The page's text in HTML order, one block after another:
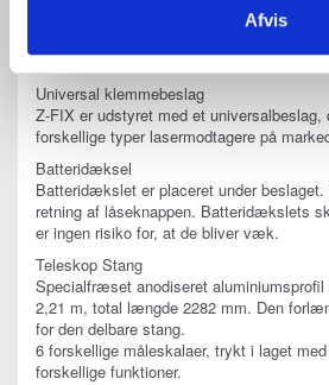
Afvis
stangen.
Universal klemmebeslag
Z-FIX er udstyret med et universalbeslag,
forskellige typer lasermodtagere på
Batteridæksel
Batteridækslet er placeret under
retning af låseknappen. Batteridækslets
er ingen risiko for, at de bliver væk.
Teleskop Stang
Specialfræset anodiseret aluminiumsprofil
2,21 m, total længde 2282 mm. Den
for den delbare stang.
6 forskellige måleskalaer, trykt i laget
forskellige funktioner.